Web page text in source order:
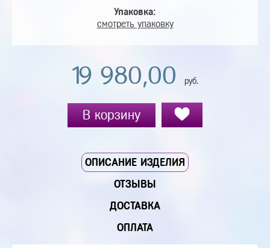
Упаковка:
смотреть упаковку
19 980,00 руб.
В корзину
ОПИСАНИЕ ИЗДЕЛИЯ
ОТЗЫВЫ
ДОСТАВКА
ОПЛАТА